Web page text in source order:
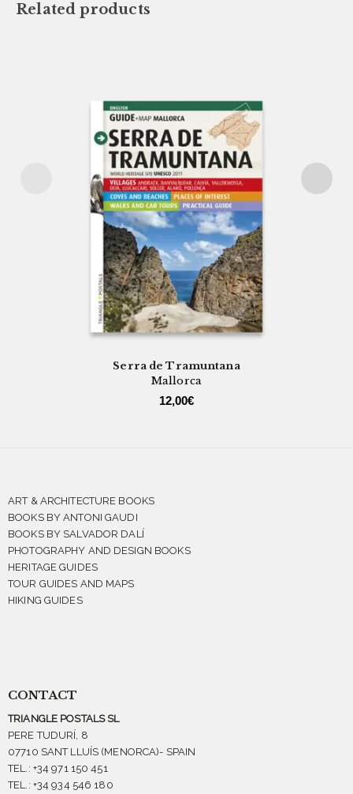
Related products
Serra de Tramuntana
Mallorca
12,00€
ART & ARCHITECTURE BOOKS
BOOKS BY ANTONI GAUDI
BOOKS BY SALVADOR DALÍ
PHOTOGRAPHY AND DESIGN BOOKS
HERITAGE GUIDES
TOUR GUIDES AND MAPS
HIKING GUIDES
CONTACT
TRIANGLE POSTALS SL
PERE TUDURÍ, 8
07710 SANT LLUÍS (MENORCA)- SPAIN
TEL.: +34 971 150 451
TEL.: +34 934 546 180